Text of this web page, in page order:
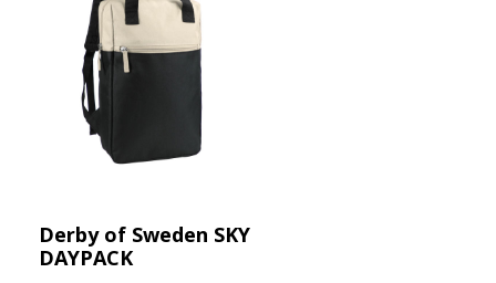
Derby of Sweden SKY
DAYPACK